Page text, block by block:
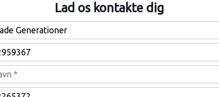
Lad os kontakte dig